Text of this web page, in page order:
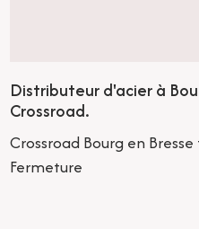
Distributeur d'acier à
Crossroad.
Crossroad Bourg en
Fermeture